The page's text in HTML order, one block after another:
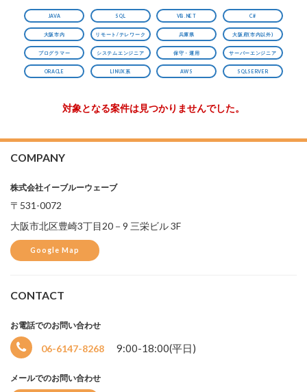
JAVA SQL VB.NET C#
大阪市内 リモート/テレワーク 兵庫県 大阪府(市内以外)
プログラマー システムエンジニア 保守・運用 サーバーエンジニア
ORACLE LINUX系 AWS SQLSERVER
対象となる案件は見つかりませんでした。
COMPANY
株式会社イーブルーウェーブ
〒531-0072
大阪市北区豊崎3丁目20－9 三栄ビル 3F
Google Map
CONTACT
お電話でのお問い合わせ
06-6147-8268 9:00-18:00(平日)
メールでのお問い合わせ